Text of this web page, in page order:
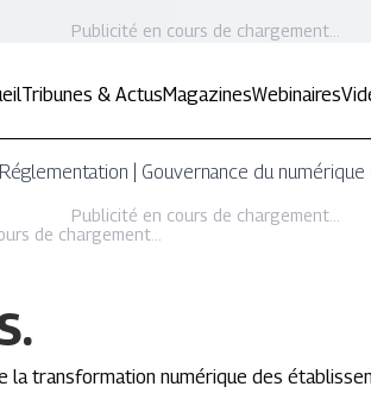
Publicité en cours de chargement...
Tribunes & ActusMagazinesWebinaires
Réglementation | Gouvernance du numérique
Publicité en cours de chargement...
de chargement...
transformation numérique des